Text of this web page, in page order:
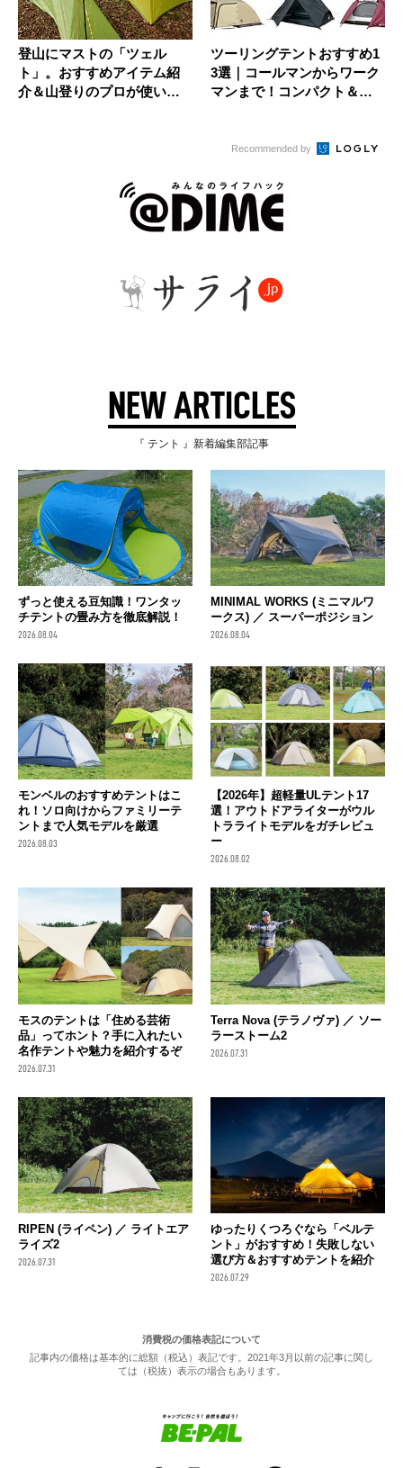
登山にマストの「ツェル
ト」。おすすめアイテム紹
介＆山登りのプロが使い方
ツーリングテントおすすめ1
3選｜コールマンからワーク
マンまで！コンパクト＆軽
Recommended by
NEW ARTICLES
『 テント 』新着編集部記事
ずっと使える豆知識！ワンタッ
チテントの畳み方を徹底解説！
2026.08.04
MINIMAL WORKS (ミニマルワ
ークス) ／ スーパーポジション
2026.08.04
モンベルのおすすめテントはこ
れ！ソロ向けからファミリーテ
ントまで人気モデルを厳選
2026.08.03
【2026年】超軽量ULテント17
選！アウトドアライターがウル
トラライトモデルをガチレビュ
ー
2026.08.02
モスのテントは「住める芸術
品」ってホント？手に入れたい
名作テントや魅力を紹介するぞ
2026.07.31
Terra Nova (テラノヴァ) ／ ソー
ラーストーム2
2026.07.31
RIPEN (ライペン) ／ ライトエア
ライズ2
2026.07.31
ゆったりくつろぐなら「ベルテ
ント」がおすすめ！失敗しない
選び方＆おすすめテントを紹介
2026.07.29
消費税の価格表記について
記事内の価格は基本的に総額（税込）表記です。2021年3月以前の記事に関し
ては（税抜）表示の場合もあります。